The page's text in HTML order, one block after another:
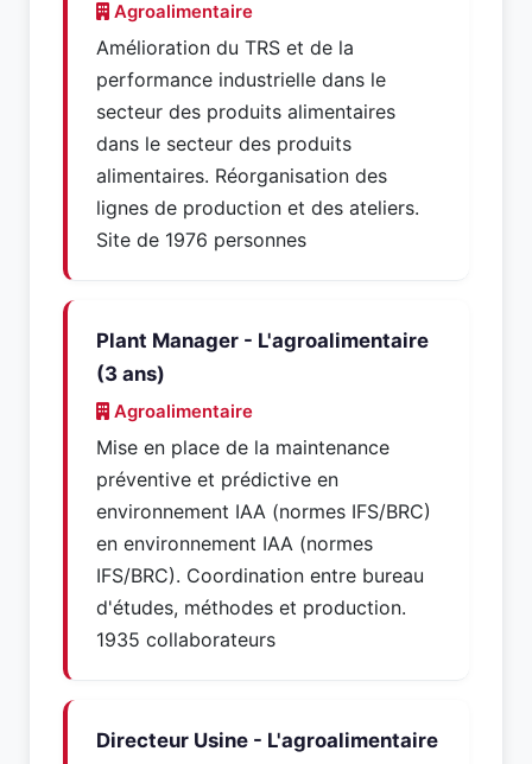
Agroalimentaire
Amélioration du TRS et de la
performance industrielle dans le
secteur des produits alimentaires
dans le secteur des produits
alimentaires. Réorganisation des
lignes de production et des ateliers.
Site de 1976 personnes
Plant Manager - L'agroalimentaire
(3 ans)
Agroalimentaire
Mise en place de la maintenance
préventive et prédictive en
environnement IAA (normes IFS/BRC)
en environnement IAA (normes
IFS/BRC). Coordination entre bureau
d'études, méthodes et production.
1935 collaborateurs
Directeur Usine - L'agroalimentaire